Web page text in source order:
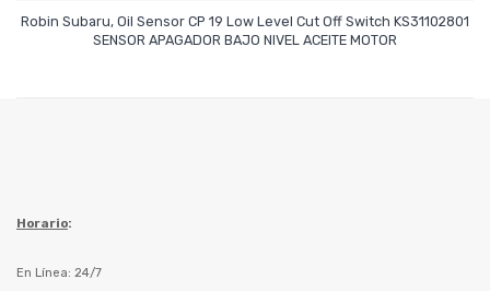
Robin Subaru, Oil Sensor CP 19 Low Level Cut Off Switch KS31102801
SENSOR APAGADOR BAJO NIVEL ACEITE MOTOR
Leer Más
Horario:
En Línea: 24/7